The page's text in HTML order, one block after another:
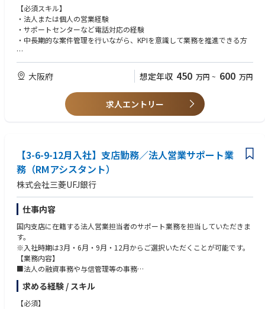
【仕事概要】
マンション一括受電サービスをご利用中のお客さま（管理会社・管理組
合）のアフター対応をご担当いただきます。
お客さまのご要望やお困りごとを丁寧に伺い、適切なソリューションをご
提案し、長期的な信頼関係を築く重要な役割です。
【業務内容】
・BtoB（管理会社・管理組合）からのお問い合わせ対応
・契約満了に伴う更新提案業務
・法令に基づく停電点検や設備点検の調整業務
・適切な顧客管理のためのデータ収集業務
るプロフェッショナルとして、営業やカスタマーサポート領域でキャリア
を築くことができます。
お客さまと直接関わることでニーズを把握できるため、様々な部門にチャ
レンジした際にも役立ちます。
---------------
【選考フロー】
書類選考
▼
■一次面接
担当：ジェネラルマネージャー
実施形式：対面もしくはオンライン
実施時間：60分
▼
■二次面接
【必須スキル】
・法人または個人の営業経験
・サポートセンターなど電話対応の経験
・中長期的な案件管理を行いながら、KPIを意識して業務を推進できる方
【歓迎スキル】
・顧客に寄り添うだけでなく、根本的な問題解決に向けて論理的にアプロ
ーチできる方
・スタートアップやベンチャー気質のある環境で、スピーディーな変化を
・指示を待つのではなく、自ら課題を見つけて改善に向けたアクションを
・仕事をやりきる意識が強い方
・厳しいご意見にも冷静かつ前向きに対応できる方
・様々な対応が発生するため、自身で学ぶ成長意欲が高い方
大阪府 想定年収 450 万円 ~ 600 万円
求人エントリー
【3-6-9-12月入社】支店勤務／法人営業サポート業
務（RMアシスタント）
株式会社三菱UFJ銀行
仕事内容
国内支店に在籍する法人営業担当者のサポート業務を担当していただきま
す。
※入社時期は3月・6月・9月・12月からご選択いただくことが可能です。
【業務内容】
■法人の融資事務や与信管理等の事務
■メールや電話等によるお客さまとの折衝（一部外訪も有）
■行内関係各部との連携
求める経験 / スキル
【必須】